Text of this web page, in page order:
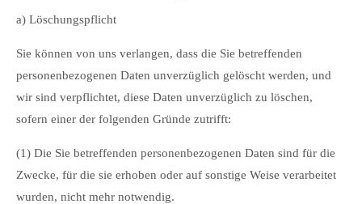
a) Löschungspflicht
Sie können von uns verlangen, dass die Sie betreffenden
personenbezogenen Daten unverzüglich gelöscht werden, und
wir sind verpflichtet, diese Daten unverzüglich zu löschen,
sofern einer der folgenden Gründe zutrifft:
(1) Die Sie betreffenden personenbezogenen Daten sind für die
Zwecke, für die sie erhoben oder auf sonstige Weise verarbeitet
wurden, nicht mehr notwendig.